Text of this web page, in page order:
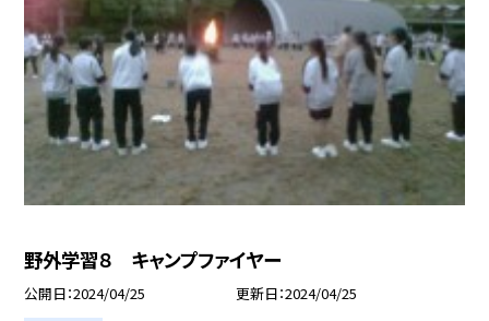
野外学習８ キャンプファイヤー
公開日 2024/04/25 更新日 2024/04/25